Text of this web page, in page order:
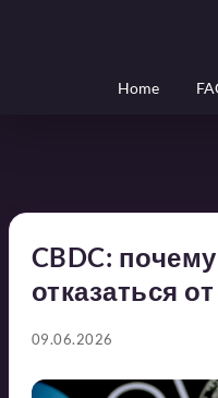
Home
CBDC:
отказаться
09.06.2026